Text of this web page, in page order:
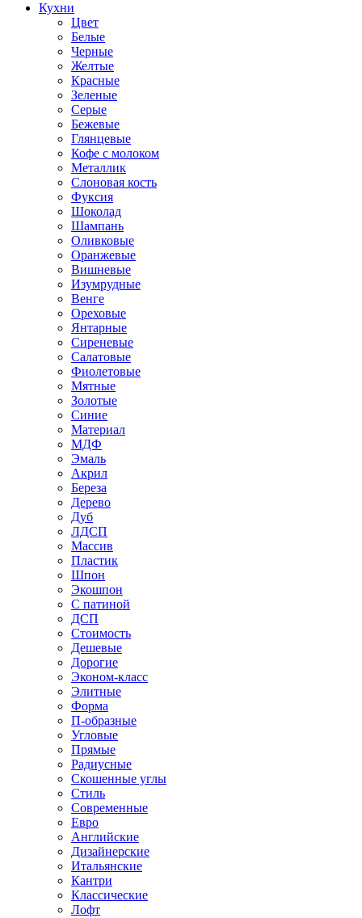
Кухни
Цвет
Белые
Черные
Желтые
Красные
Зеленые
Серые
Бежевые
Глянцевые
Кофе с молоком
Металлик
Слоновая кость
Фуксия
Шоколад
Шампань
Оливковые
Оранжевые
Вишневые
Изумрудные
Венге
Ореховые
Янтарные
Сиреневые
Салатовые
Фиолетовые
Мятные
Золотые
Синие
Материал
МДФ
Эмаль
Акрил
Береза
Дерево
Дуб
ЛДСП
Массив
Пластик
Шпон
Экошпон
С патиной
ДСП
Стоимость
Дешевые
Дорогие
Эконом-класс
Элитные
Форма
П-образные
Угловые
Прямые
Радиусные
Скошенные углы
Стиль
Современные
Евро
Английские
Дизайнерские
Итальянские
Кантри
Классические
Лофт